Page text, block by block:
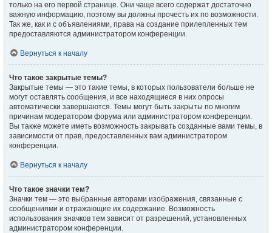
только на его первой странице. Они чаще всего содержат достаточно
важную информацию, поэтому вы должны прочесть их по возможности.
Так же, как и с объявлениями, права на создание прилепленных тем
предоставляются администратором конференции.
Вернуться к началу
Что такое закрытые темы?
Закрытые темы — это такие темы, в которых пользователи больше не
могут оставлять сообщения, и все находящиеся в них опросы
автоматически завершаются. Темы могут быть закрыты по многим
причинам модератором форума или администратором конференции.
Вы также можете иметь возможность закрывать созданные вами темы, в
зависимости от прав, предоставленных вам администратором
конференции.
Вернуться к началу
Что такое значки тем?
Значки тем — это выбранные авторами изображения, связанные с
сообщениями и отражающие их содержание. Возможность
использования значков тем зависит от разрешений, установленных
администратором конференции.